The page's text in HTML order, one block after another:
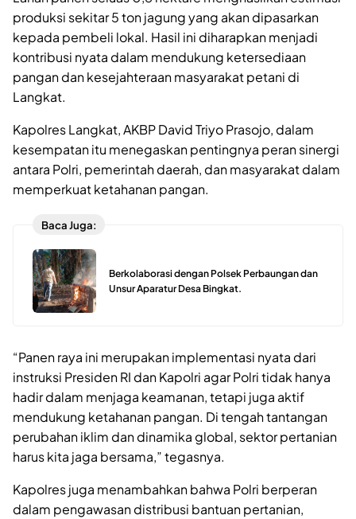
produksi sekitar 5 ton jagung yang akan dipasarkan
kepada pembeli lokal. Hasil ini diharapkan menjadi
kontribusi nyata dalam mendukung ketersediaan
pangan dan kesejahteraan masyarakat petani di
Langkat.
Kapolres Langkat, AKBP David Triyo Prasojo, dalam
kesempatan itu menegaskan pentingnya peran sinergi
antara Polri, pemerintah daerah, dan masyarakat dalam
memperkuat ketahanan pangan.
Baca Juga:
Berkolaborasi dengan Polsek Perbaungan dan
Unsur Aparatur Desa Bingkat.
“Panen raya ini merupakan implementasi nyata dari
instruksi Presiden RI dan Kapolri agar Polri tidak hanya
hadir dalam menjaga keamanan, tetapi juga aktif
mendukung ketahanan pangan. Di tengah tantangan
perubahan iklim dan dinamika global, sektor pertanian
harus kita jaga bersama,” tegasnya.
Kapolres juga menambahkan bahwa Polri berperan
dalam pengawasan distribusi bantuan pertanian,